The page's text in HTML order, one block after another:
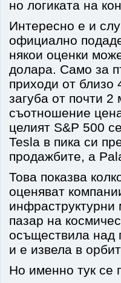
но логиката на
Интересно е и
официално
някои оценки
долара. Само за
приходи от
загуба от почти
съотношение
целият S&P 500
Tesla в пика си
продажбите, а
Това показва
оценяват
инфраструктурни
пазар на
осъществила над
и е извела в
Но именно тук се